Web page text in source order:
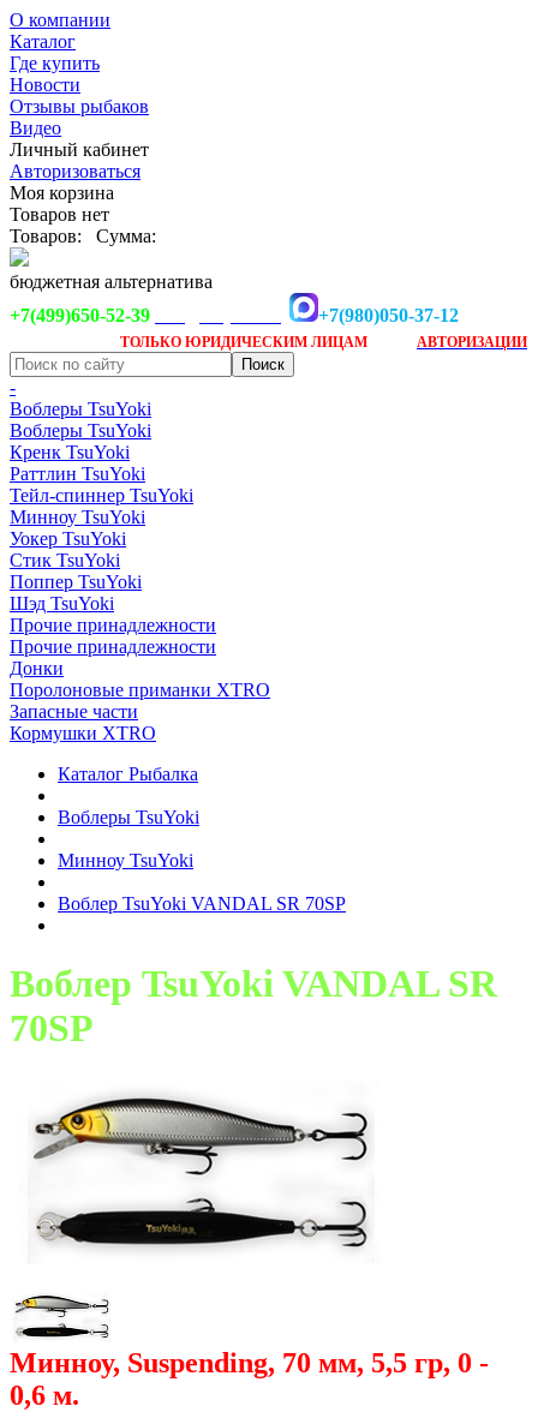
О компании
Каталог
Где купить
Новости
Отзывы рыбаков
Видео
Личный кабинет
Авторизоваться
Моя корзина
Товаров нет
Товаров:
Сумма:
бюджетная альтернатива
+7(499)650-52-39
+7(980)050-37-12
ТОЛЬКО ЮРИДИЧЕСКИМ ЛИЦАМ АВТОРИЗАЦИИ
-
Воблеры TsuYoki
Воблеры TsuYoki
Кренк TsuYoki
Раттлин TsuYoki
Тейл-спиннер TsuYoki
Минноу TsuYoki
Уокер TsuYoki
Стик TsuYoki
Поппер TsuYoki
Шэд TsuYoki
Прочие принадлежности
Прочие принадлежности
Донки
Поролоновые приманки XTRO
Запасные части
Кормушки XTRO
Каталог Рыбалка
Воблеры TsuYoki
Минноу TsuYoki
Воблер TsuYoki VANDAL SR 70SP
Воблер TsuYoki VANDAL SR
70SP
Минноу, Suspending, 70 мм, 5,5 гр, 0 -
0,6 м.